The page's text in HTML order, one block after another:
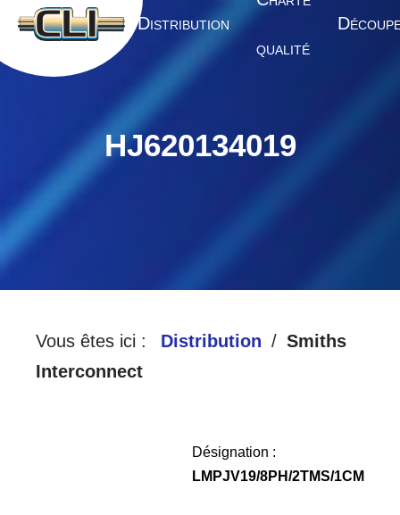
A CCUEIL DISTRIBUTION
QUALITÉ
D
HJ620134019
Vous êtes ici : Distribution
Smiths
Interconnect
Désignation :
LMPJV19/8PH/2TMS/1CM